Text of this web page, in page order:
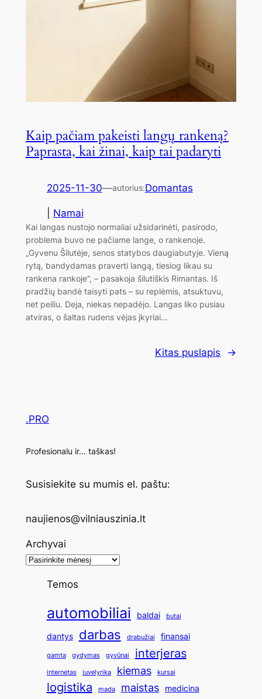
Kaip pačiam pakeisti langų rankeną?
Paprasta, kai žinai, kaip tai padaryti
2025-11-30—autorius:Domantas
Namai
Kai langas nustojo normaliai užsidarinėti, pasirodo,
problema buvo ne pačiame lange, o rankenoje.
„Gyvenu Šilutėje, senos statybos daugiabutyje. Vieną
rytą, bandydamas praverti langą, tiesiog likau su
rankena rankoje“, – pasakoja šilutiškis Rimantas. Iš
pradžių bandė taisyti pats – su replėmis, atsuktuvu,
net peiliu. Deja, niekas nepadėjo. Langas liko pusiau
atviras, o šaltas rudens vėjas įkyriai…
Kitas puslapis →
.PRO
Profesionalu ir… taškas!
Susisiekite su mumis el. paštu:
naujienos@vilniauszinia.lt
Archyvai
Temos
automobiliai baldai butai
dantys darbas drabužiai finansai
gamta gydymas gyvūnai interjeras
internetas juvelyrika kiemas kursai
logistika mada maistas medicina